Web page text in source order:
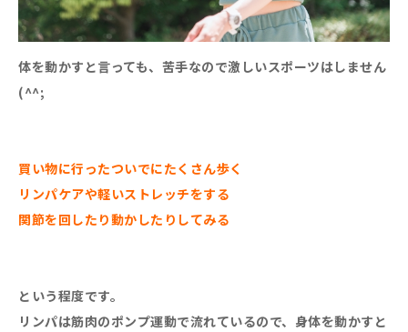
体を動かすと言っても、苦手なので激しいスポーツはしません
(^^;
買い物に行ったついでにたくさん歩く
リンパケアや軽いストレッチをする
関節を回したり動かしたりしてみる
という程度です。
リンパは筋肉のポンプ運動で流れているので、身体を動かすと